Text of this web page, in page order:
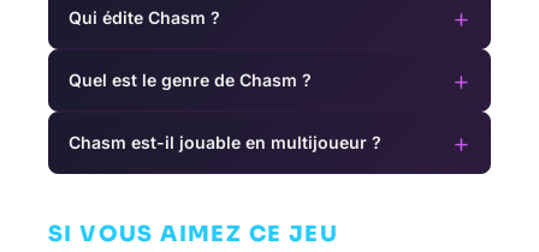
Qui édite Chasm ? +
Quel est le genre de Chasm ? +
Chasm est-il jouable en multijoueur ? +
SI VOUS AIMEZ CE JEU
AVENTURE
Fire Emblem
Valentia
INTELLIGENT